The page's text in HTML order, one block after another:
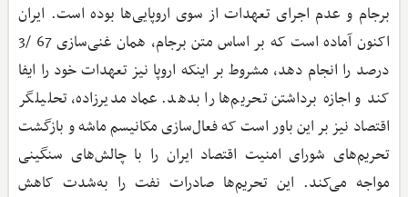
برجام و عدم اجرای تعهدات از سوی اروپایی‌ها بوده است. ایران
اکنون آماده است که بر اساس متن برجام، همان غنی‌سازی 67 /3
درصد را انجام دهد، مشروط بر اینکه اروپا نیز تعهدات خود را ایفا
کند و اجازه برداشتن تحریم‌ها را بدهد. عماد مدیرزاده، تحلیلگر
اقتصاد نیز بر این باور است که فعال‌سازی مکانیسم ماشه و بازگشت
تحریم‌های شورای امنیت اقتصاد ایران را با چالش‌های سنگینی
مواجه می‌کند. این تحریم‌ها صادرات نفت را به‌شدت کاهش